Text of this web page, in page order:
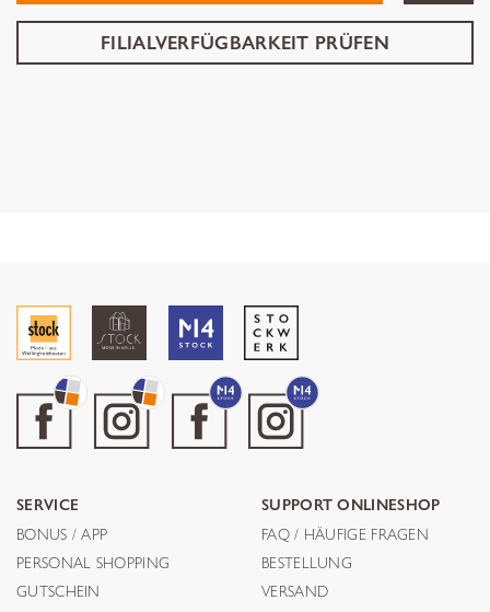
FILIALVERFÜGBARKEIT PRÜFEN
SERVICE
BONUS / APP
PERSONAL SHOPPING
GUTSCHEIN
SUPPORT ONLINESHOP
FAQ / HÄUFIGE FRAGEN
BESTELLUNG
VERSAND